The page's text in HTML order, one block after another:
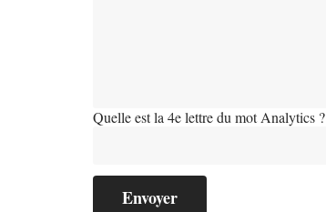
Quelle est la 4e lettre du mot Analytics ?